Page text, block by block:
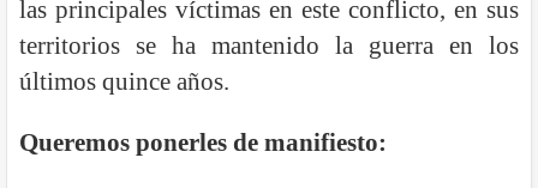
las principales víctimas en este conflicto, en sus
territorios se ha mantenido la guerra en los
últimos quince años.
Queremos ponerles de manifiesto: